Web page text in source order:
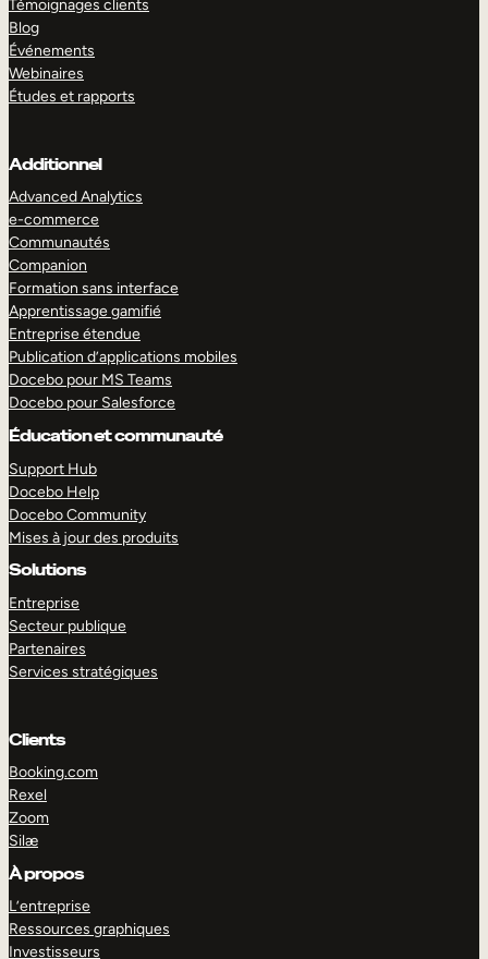
Témoignages clients
Blog
Événements
Webinaires
Études et rapports
Additionnel
Advanced Analytics
e-commerce
Communautés
Companion
Formation sans interface
Apprentissage gamifié
Entreprise étendue
Publication d’applications mobiles
Docebo pour MS Teams
Docebo pour Salesforce
Éducation et communauté
Support Hub
Docebo Help
Docebo Community
Mises à jour des produits
Solutions
Entreprise
Secteur publique
Partenaires
Services stratégiques
Clients
Booking.com
Rexel
Zoom
Silæ
À propos
L’entreprise
Ressources graphiques
Investisseurs